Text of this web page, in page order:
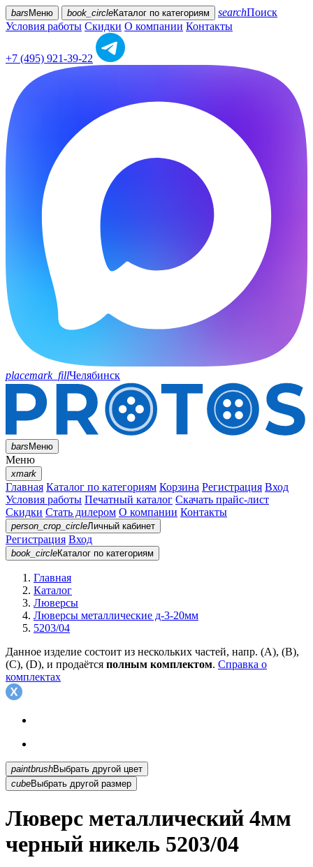
bars Меню book_circleКаталог по категориям searchПоиск
Условия работы Скидки О компании Контакты
+7 (495) 921-39-22
placemark_fillЧелябинск
barsМеню
Меню
xmark
Главная Каталог по категориям Корзина Регистрация Вход
Условия работы Печатный каталог Скачать прайс-лист
Скидки Стать дилером О компании Контакты
person_crop_circleЛичный кабинет
Регистрация Вход
book_circleКаталог по категориям
Главная
Каталог
Люверсы
Люверсы металлические д-3-20мм
5203/04
Данное изделие состоит из нескольких частей, напр. (А), (B),
(С), (D), и продаётся полным комплектом. Справка о
комплектах
paintbrush
Выбрать другой цвет
cubeВыбрать другой размер
Люверс металлический 4мм
черный никель 5203/04